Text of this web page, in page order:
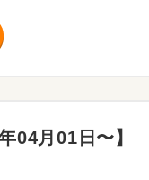
04月01日〜】